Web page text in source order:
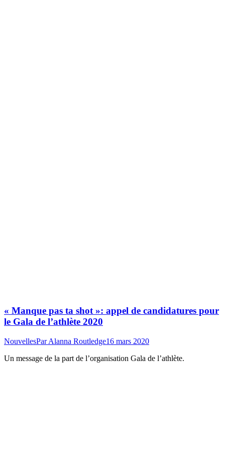
« Manque pas ta shot »: appel de candidatures pour
le Gala de l’athlète 2020
NouvellesParAlanna Routledge16 mars 2020
Un message de la part de l’organisation Gala de l’athlète.